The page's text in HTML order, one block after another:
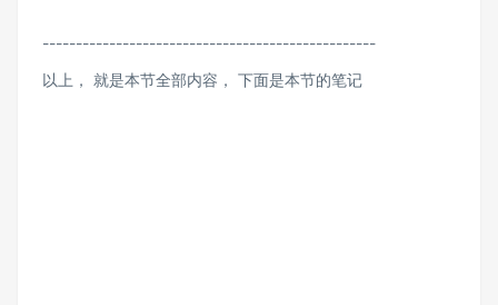
--------------------------------------------------
以上， 就是本节全部内容， 下面是本节的笔记